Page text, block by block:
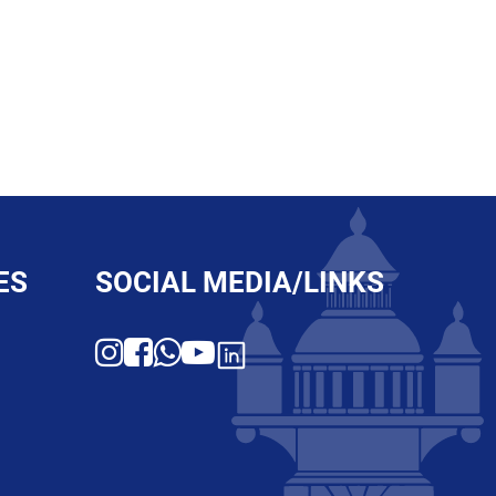
SOCIAL MEDIA/LINKS